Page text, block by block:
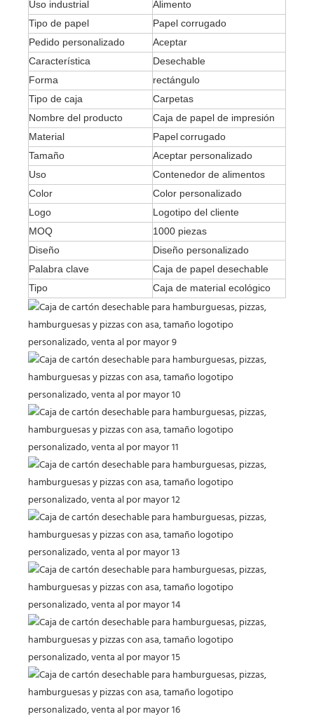
Uso industrial
Alimento
Tipo de papel
Papel corrugado
Pedido personalizado
Aceptar
Característica
Desechable
Forma
rectángulo
Tipo de caja
Carpetas
Nombre del producto
Caja de papel de impresión
Material
Papelcorrugado
Tamaño
Aceptar personalizado
Uso
Contenedor de alimentos
Color
Color personalizado
Logo
Logotipo del cliente
MOQ
1000 piezas
Diseño
Diseño personalizado
Palabra clave
Caja de papel desechable
Tipo
Caja de material ecológico